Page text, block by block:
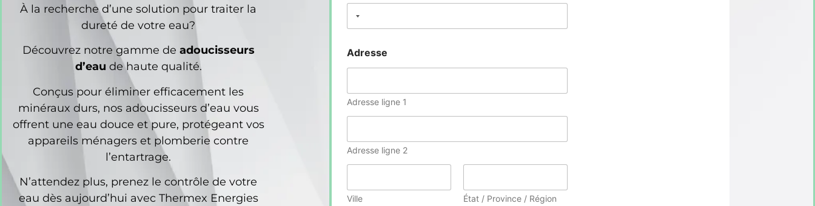
À la recherche d’une solution pour traiter la
dureté de votre eau?
Découvrez notre gamme de adoucisseurs
d’eau de haute qualité.
Conçus pour éliminer efficacement les
minéraux durs, nos adoucisseurs d’eau vous
offrent une eau douce et pure, protégeant vos
appareils ménagers et plomberie contre
l’entartrage.
N’attendez plus, prenez le contrôle de votre
eau dès aujourd’hui avec Thermex Energies
Adresse
Adresse ligne 1
Adresse ligne 2
Ville État / Province / Région